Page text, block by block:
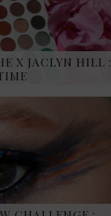
X JACLYN HILL :